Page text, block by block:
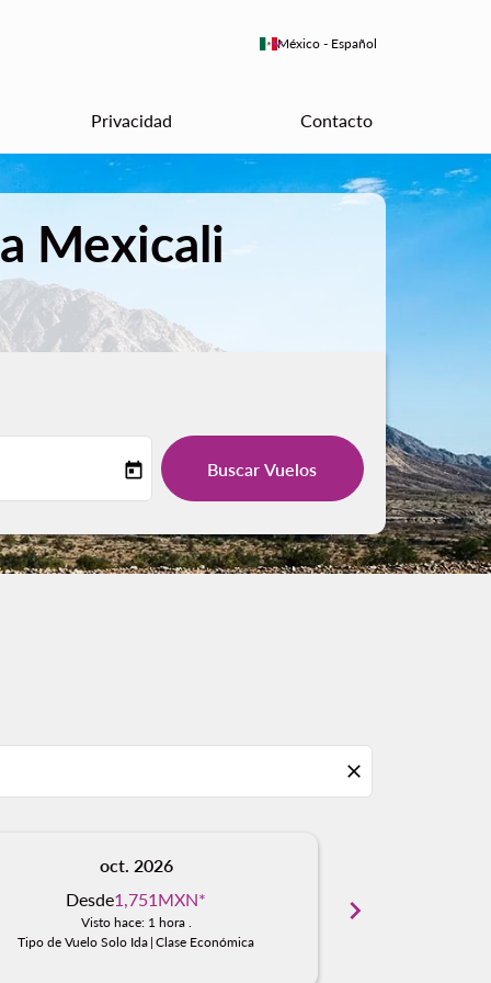
México - Español
keyboard_arrow_down
Privacidad Contacto
Mexicali
today Buscar Vuelos
close
oct. 2026
Desde1,751MXN*
Visto hace: 1 hora .
Tipo de Vuelo Solo Ida | Clase Económica
chevron_right